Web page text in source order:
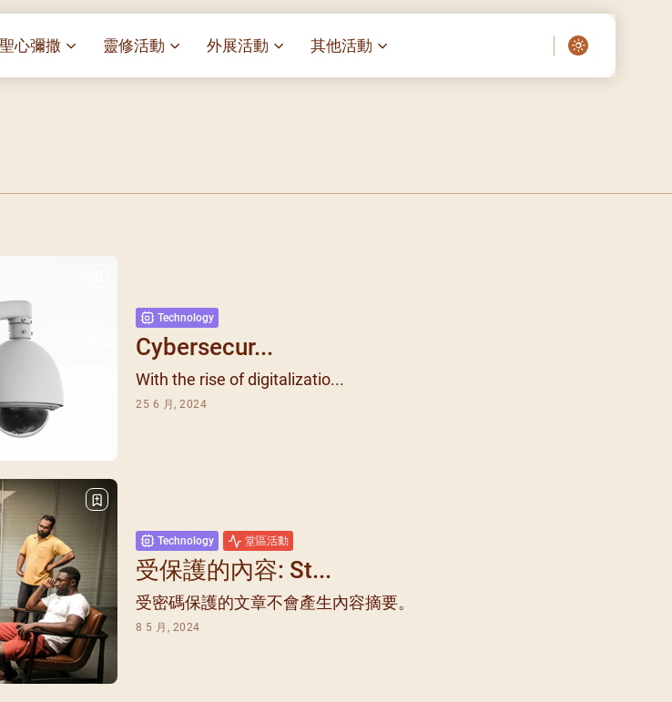
達材神父
德龍神父
加培神父
傑棠神父
德雄神父
亮神父
志明神父
景勳神父
偉基神父
陳永超神父
雷濤神父
心彌撒
心彌撒 (2025/04/04)
心彌撒 (2025/08/01)
心彌撒 (2025/09/05)
心彌撒 (2025/10/03)
心彌撒 (2025/11/07)
心彌撒 (2025/12/05)
心彌撒 (2026/01/02)
靈修活動
依納爵靈修與避靜 (3月7日至9
每月靈修及明供聖體 (2025/04)
每月靈修及明供聖體 (2025/05)
每月靈修及明供聖體 (2025/06)
每月靈修及明供聖體 (2025/07)
每月靈修及明供聖體 (2025/09)
每月靈修及明供聖體 (2025/10)
每月靈修及明供聖體 (2025/12)
外展活動 其他活動
Technology
Cybersecur...
With the rise of digitalizatio...
25 6 月, 2024
Technology 堂區活動
受保護的內容: St...
受密碼保護的文章不會產生內容摘要。
8 5 月, 2024